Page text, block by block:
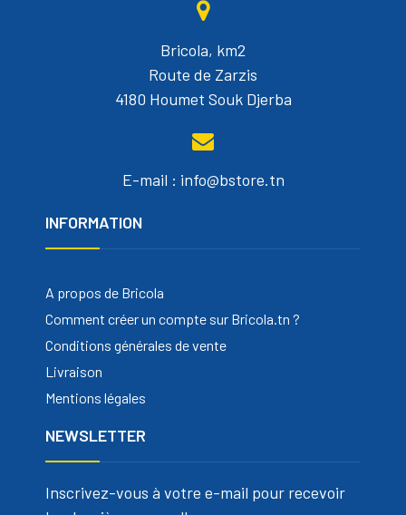
Bricola, km2
Route de Zarzis
4180 Houmet Souk Djerba
E-mail : info@bstore.tn
INFORMATION
A propos de Bricola
Comment créer un compte sur Bricola.tn ?
Conditions générales de vente
Livraison
Mentions légales
NEWSLETTER
Inscrivez-vous à votre e-mail pour recevoir